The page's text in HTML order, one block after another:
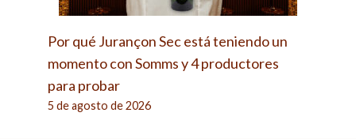
Por qué Jurançon Sec está teniendo un
momento con Somms y 4 productores
para probar
5 de agosto de 2026